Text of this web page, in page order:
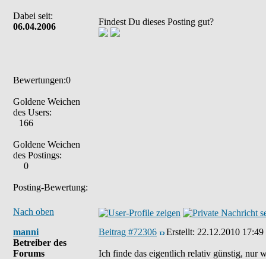
Dabei seit:
06.04.2006
Bewertungen:0
Goldene Weichen
des Users:
166
Goldene Weichen
des Postings:
0
Posting-Bewertung:
Findest Du dieses Posting gut?
Nach oben
manni
Betreiber des
Forums
Beitrag #72306 Erstellt: 22.12.2010 17:49
Ich finde das eigentlich relativ günstig, nur